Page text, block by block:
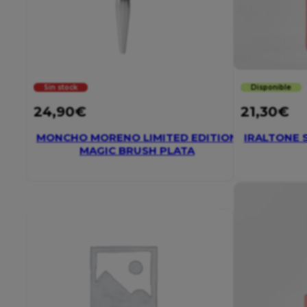
Sin stock
24,90€
MONCHO MORENO LIMITED EDITION
MAGIC BRUSH PLATA
Disponible
21,30€
IRALTONE